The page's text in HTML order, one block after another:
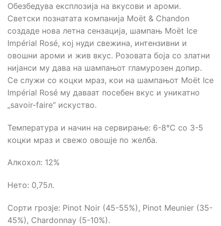
Обезбедува експлозија на вкусови и ароми.
Светски познатата компанија Moët & Chandon
создаде нова летна сензација, шампањ Moët Ice
Impérial Rosé, кој нуди свежина, интензивни и
овошни ароми и жив вкус. Розовата боја со златни
нијанси му дава на шампањот гламурозен допир.
Се служи со коцки мраз, кои на шампањот Moët Ice
Impérial Rosé му даваат посебен вкус и уникатно
„savoir-faire“ искуство.
Температура и начин на сервирање: 6-8°C со 3-5
коцки мраз и свежо овошје по желба.
Алкохол: 12%
Нето: 0,75л.
Сорти грозје: Pinot Noir (45-55%), Pinot Meunier (35-
45%), Chardonnay (5-10%).